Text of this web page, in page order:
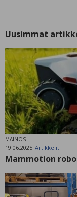
Uusimmat
MAINOS
19.06.2025 Artikkelit
Mammotion